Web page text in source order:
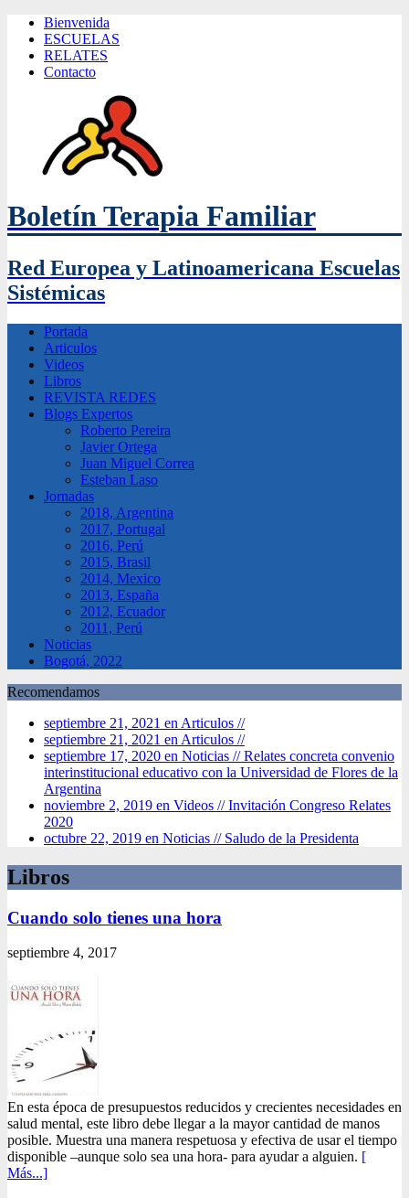
Bienvenida
ESCUELAS
RELATES
Contacto
Boletín Terapia Familiar
Red Europea y Latinoamericana Escuelas
Sistémicas
Portada
Articulos
Videos
Libros
REVISTA REDES
Blogs Expertos
Roberto Pereira
Javier Ortega
Juan Miguel Correa
Esteban Laso
Jornadas
2018, Argentina
2017, Portugal
2016, Perú
2015, Brasil
2014, Mexico
2013, España
2012, Ecuador
2011, Perú
Noticias
Bogotá, 2022
Recomendamos
septiembre 21, 2021 en Articulos //
septiembre 21, 2021 en Articulos //
septiembre 17, 2020 en Noticias //Relates concreta convenio
interinstitucional educativo con la Universidad de Flores de la
Argentina
noviembre 2, 2019 en Videos //Invitación Congreso Relates
2020
octubre 22, 2019 en Noticias // Saludo de la Presidenta
Libros
Cuando solo tienes una hora
septiembre 4, 2017
En esta época de presupuestos reducidos y crecientes necesidades en
salud mental, este libro debe llegar a la mayor cantidad de manos
posible. Muestra una manera respetuosa y efectiva de usar el tiempo
disponible –aunque solo sea una hora- para ayudar a alguien. [
Más...]